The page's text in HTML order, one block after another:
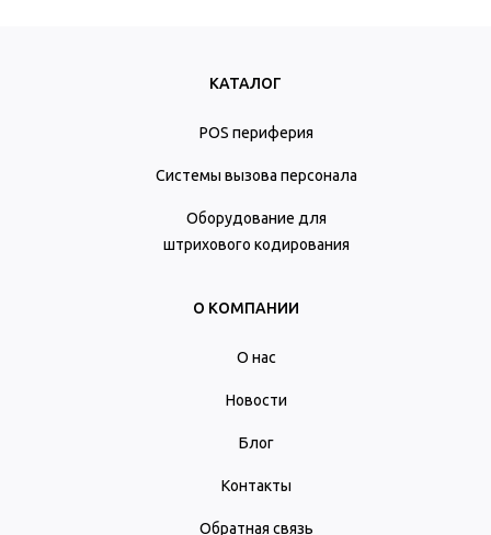
КАТАЛОГ
POS периферия
Системы вызова персонала
Оборудование для
штрихового кодирования
О КОМПАНИИ
О нас
Новости
Блог
Контакты
Обратная связь